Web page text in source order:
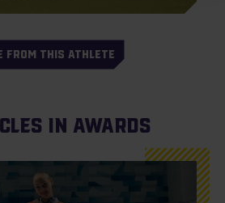
FROM THIS ATHLETE
in Awards